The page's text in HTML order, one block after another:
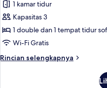
Comfort,
1
Tempat
Tidur
dengan
1 kamar tidur
Kapasitas 3
1 double dan 1 tempat tidur
Wi-Fi Gratis
Rincian selengkapnya
Rincian